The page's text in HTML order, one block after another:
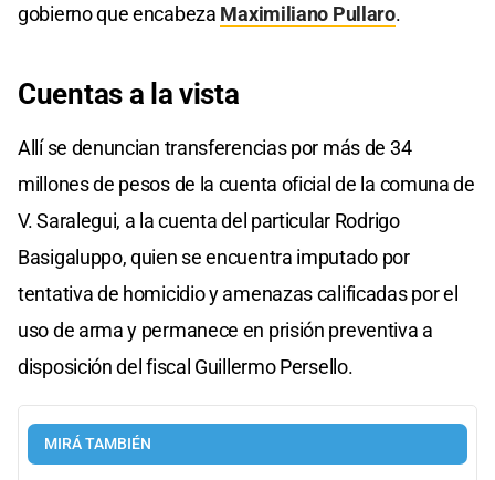
gobierno que encabeza Maximiliano Pullaro.
Cuentas a la vista
Allí se denuncian transferencias por más de 34
millones de pesos de la cuenta oficial de la comuna de
V. Saralegui, a la cuenta del particular Rodrigo
Basigaluppo, quien se encuentra imputado por
tentativa de homicidio y amenazas calificadas por el
uso de arma y permanece en prisión preventiva a
disposición del fiscal Guillermo Persello.
MIRÁ TAMBIÉN